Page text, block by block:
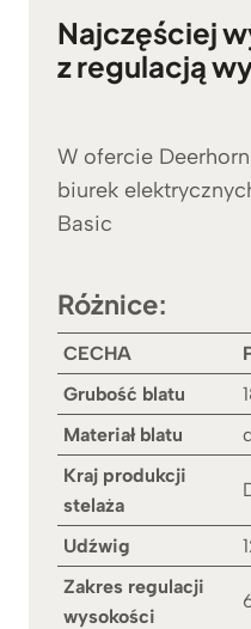
Najczęściej
z regulacją
W ofercie
biurek
Basic
Różnice:
CECHA
Grubość blatu
Materiał blatu
Kraj produkcji
stelaża
Udźwig
Zakres regulacji
wysokości